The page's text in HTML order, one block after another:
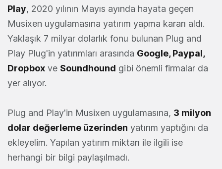
Play, 2020 yılının Mayıs ayında hayata geçen
Musixen uygulamasına yatırım yapma kararı aldı.
Yaklaşık 7 milyar dolarlık fonu bulunan Plug and
Play Plug'in yatırımları arasında Google, Paypal,
Dropbox ve Soundhound gibi önemli firmalar da
yer alıyor.
Plug and Play'in Musixen uygulamasına, 3 milyon
dolar değerleme üzerinden yatırım yaptığını da
ekleyelim. Yapılan yatırım miktarı ile ilgili ise
herhangi bir bilgi paylaşılmadı.